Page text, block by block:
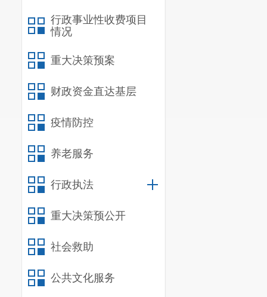
行政事业性收费项目
情况
重大决策预案
财政资金直达基层
疫情防控
养老服务
行政执法
重大决策预公开
社会救助
公共文化服务